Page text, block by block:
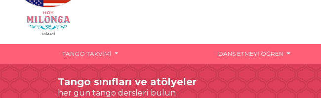
MIAMI
TANGO TAKVIMI DANS ETMEYI ÖĞREN
Tango sınıfları ve atölyeler
her gün tango dersleri bulun